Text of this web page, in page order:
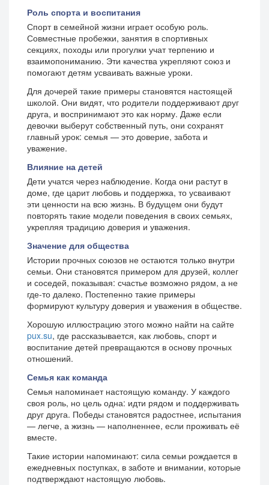
Роль спорта и воспитания
Спорт в семейной жизни играет особую роль.
Совместные пробежки, занятия в спортивных
секциях, походы или прогулки учат терпению и
взаимопониманию. Эти качества укрепляют союз и
помогают детям усваивать важные уроки.
Для дочерей такие примеры становятся настоящей
школой. Они видят, что родители поддерживают друг
друга, и воспринимают это как норму. Даже если
девочки выберут собственный путь, они сохранят
главный урок: семья — это доверие, забота и
уважение.
Влияние на детей
Дети учатся через наблюдение. Когда они растут в
доме, где царит любовь и поддержка, то усваивают
эти ценности на всю жизнь. В будущем они будут
повторять такие модели поведения в своих семьях,
укрепляя традицию доверия и уважения.
Значение для общества
Истории прочных союзов не остаются только внутри
семьи. Они становятся примером для друзей, коллег
и соседей, показывая: счастье возможно рядом, а не
где-то далеко. Постепенно такие примеры
формируют культуру доверия и уважения в обществе.
Хорошую иллюстрацию этого можно найти на сайте
pux.su, где рассказывается, как любовь, спорт и
воспитание детей превращаются в основу прочных
отношений.
Семья как команда
Семья напоминает настоящую команду. У каждого
своя роль, но цель одна: идти рядом и поддерживать
друг друга. Победы становятся радостнее, испытания
— легче, а жизнь — наполненнее, если проживать её
вместе.
Такие истории напоминают: сила семьи рождается в
ежедневных поступках, в заботе и внимании, которые
подтверждают настоящую любовь.